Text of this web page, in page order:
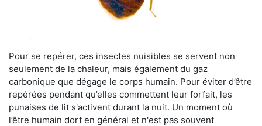
Pour se repérer, ces insectes nuisibles se servent non
seulement de la chaleur, mais également du gaz
carbonique que dégage le corps humain. Pour éviter d’être
repérées pendant qu’elles commettent leur forfait, les
punaises de lit s'activent durant la nuit. Un moment où
l’être humain dort en général et n'est pas souvent